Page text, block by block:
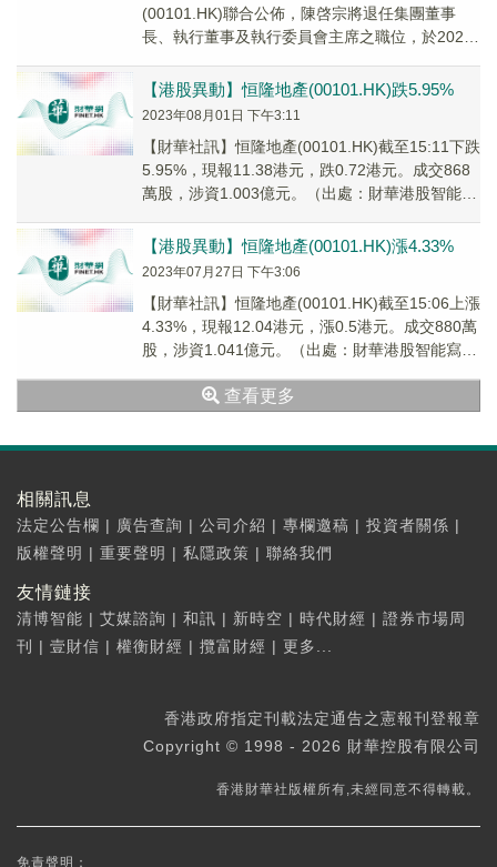
(00101.HK)聯合公佈，陳啓宗將退任集團董事
長、執行董事及執行委員會主席之職位，於2024
【港股異動】恒隆地產(00101.HK)跌5.95%
2023年08月01日 下午3:11
【財華社訊】恒隆地產(00101.HK)截至15:11下跌
5.95%，現報11.38港元，跌0.72港元。成交868
萬股，涉資1.003億元。（出處：財華港股智能寫
【港股異動】恒隆地產(00101.HK)漲4.33%
2023年07月27日 下午3:06
【財華社訊】恒隆地產(00101.HK)截至15:06上漲
4.33%，現報12.04港元，漲0.5港元。成交880萬
股，涉資1.041億元。（出處：財華港股智能寫
查看更多
相關訊息
法定公告欄 | 廣告查詢 | 公司介紹 | 專欄邀稿 | 投資者關係 |
版權聲明 | 重要聲明 | 私隱政策 | 聯絡我們
友情鏈接
清博智能 | 艾媒諮詢 | 和訊 | 新時空 | 時代財經 | 證券市場周
刊
| 壹財信 | 權衡財經 | 攬富財經 | 更多...
香港政府指定刊載法定通告之憲報刊登報章
Copyright © 1998 - 2026 財華控股有限公司
香港財華社版權所有,未經同意不得轉載。
免責聲明：